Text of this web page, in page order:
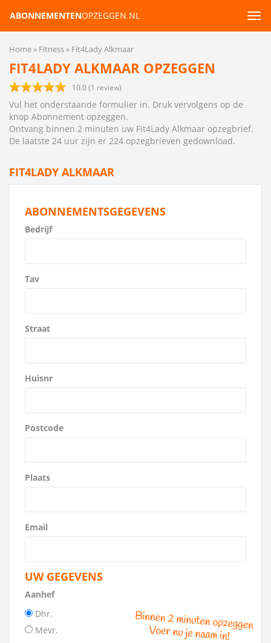
ABONNEMENTENOPZEGGEN.NL
Home Fitness Fit4Lady Alkmaar
FIT4LADY ALKMAAR OPZEGGEN
10.0(1 review)
Vul het onderstaande formulier in. Druk vervolgens op de
knop Abonnement opzeggen.
Ontvang binnen 2 minuten uw Fit4Lady Alkmaar opzegbrief.
De laatste 24 uur zijn er 224 opzegbrieven gedownload.
FIT4LADY ALKMAAR
ABONNEMENTSGEGEVENS
Bedrijf
Tav
Straat
Huisnr
Postcode
Plaats
Email
UW GEGEVENS
Aanhef
Dhr.
Mevr.